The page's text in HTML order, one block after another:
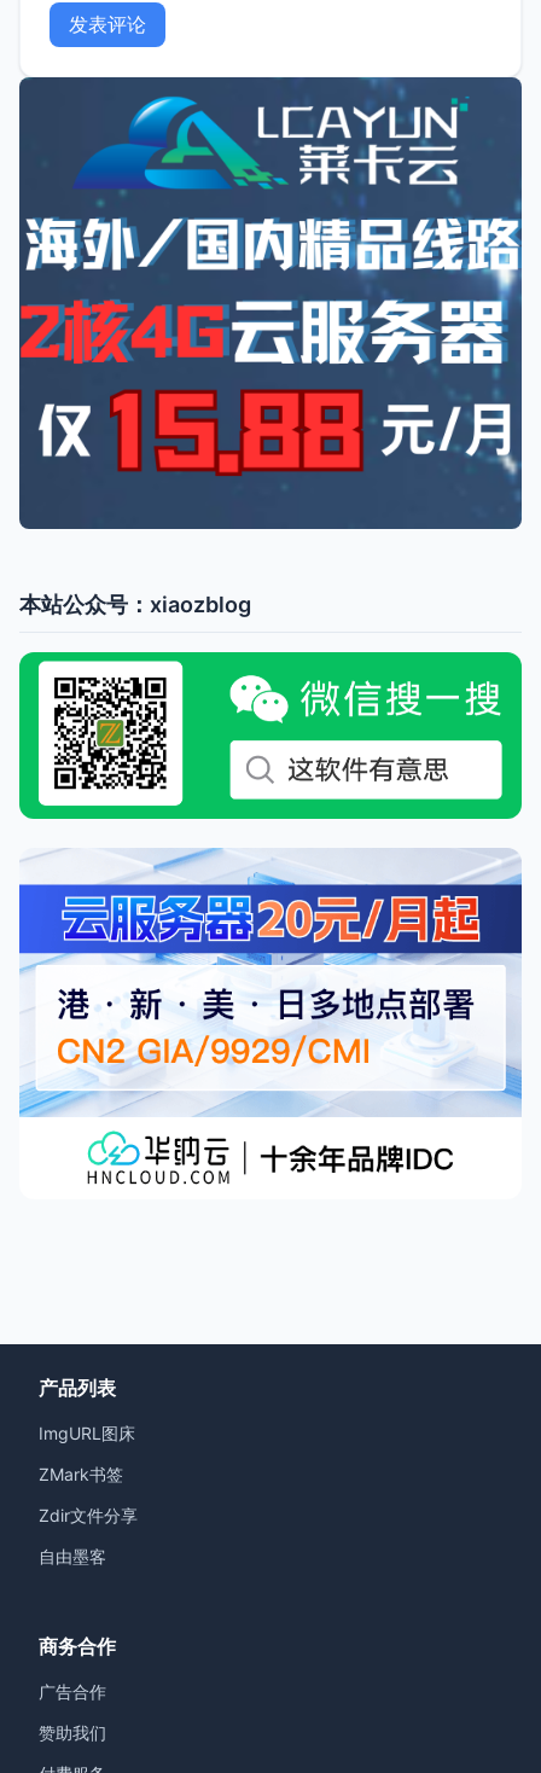
本站公众号：xiaozblog
产品列表
ImgURL图床
ZMark书签
Zdir文件分享
自由墨客
商务合作
广告合作
赞助我们